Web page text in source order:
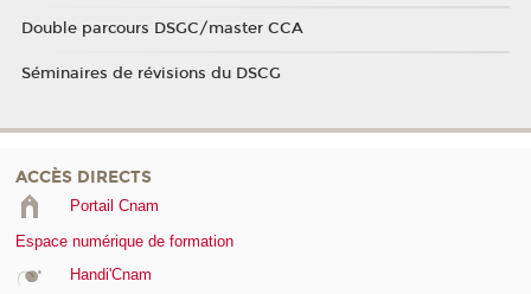
Double parcours DSGC/master CCA
Séminaires de révisions du DSCG
ACCÈS DIRECTS
Portail Cnam
Espace numérique de formation
Handi'Cnam